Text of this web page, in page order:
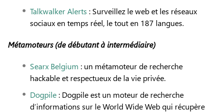
Talkwalker Alerts : Surveillez le web et les réseaux
sociaux en temps réel, le tout en 187 langues.
Métamoteurs(de débutant à intermédiaire)
Searx Belgium : un métamoteur de recherche
hackable et respectueux de la vie privée.
Dogpile : Dogpile est un moteur de recherche
d’informations sur le World Wide Web qui récupère